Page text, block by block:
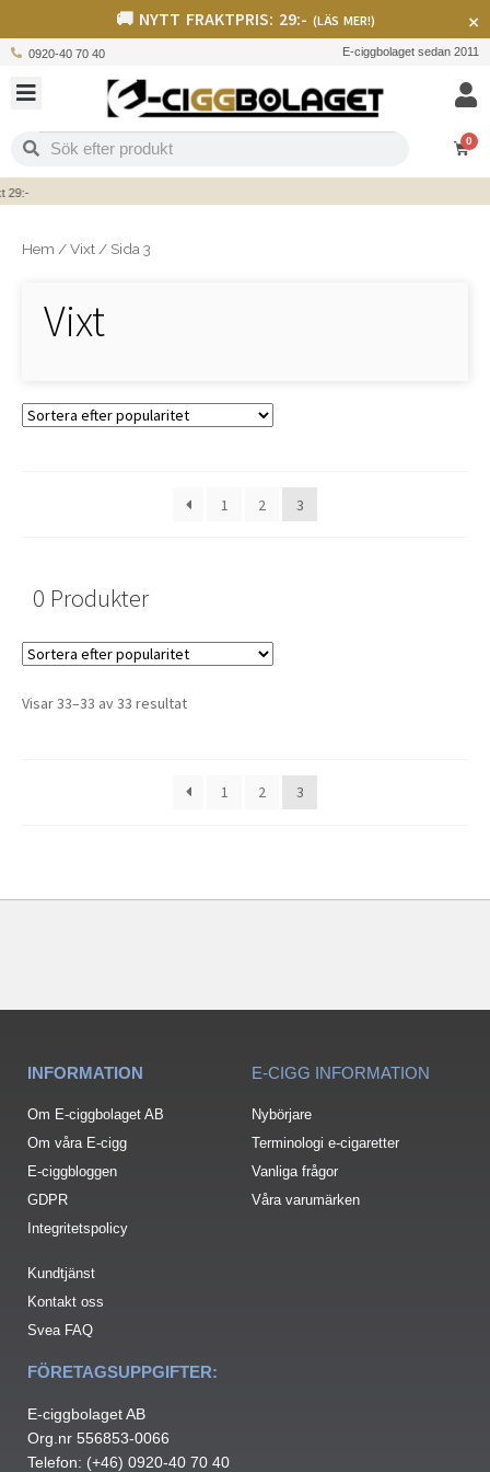
🚚 NYTT FRAKTPRIS: 29:- (LÄS MER!) ×
0920-40 70 40 E-ciggbolaget sedan 2011
0
Hem /Vixt / Sida 3
Vixt
1 2 3
0 Produkter
Visar 33–33 av 33 resultat
1 2 3
INFORMATION
Om E-ciggbolaget AB
Om våra E-cigg
E-ciggbloggen
GDPR
Integritetspolicy
Kundtjänst
Kontakt oss
Svea FAQ
E-CIGG INFORMATION
Nybörjare
Terminologi e-cigaretter
Vanliga frågor
Våra varumärken
FÖRETAGSUPPGIFTER:
E-ciggbolaget AB
Org.nr 556853-0066
Telefon: (+46) 0920-40 70 40